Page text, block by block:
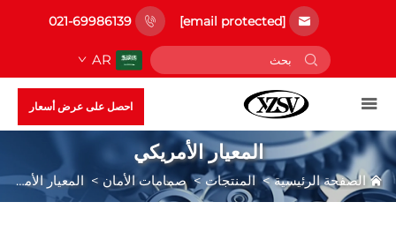
[email protected]
021-69986139
AR
احصل على عرض أسعار
المعيار الأمريكي
الصفحة الرئيسية>المنتجات>صمامات الأمان > المعيار الأمريكي